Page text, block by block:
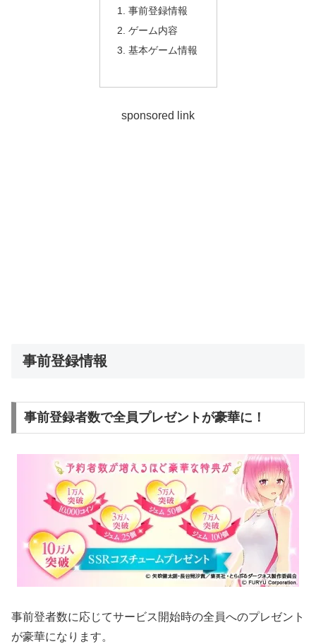
事前登録情報
ゲーム内容
基本ゲーム情報
sponsored link
事前登録情報
事前登録者数で全員プレゼントが豪華に！
事前登者数に応じてサービス開始時の全員へのプレゼント
が豪華になります。